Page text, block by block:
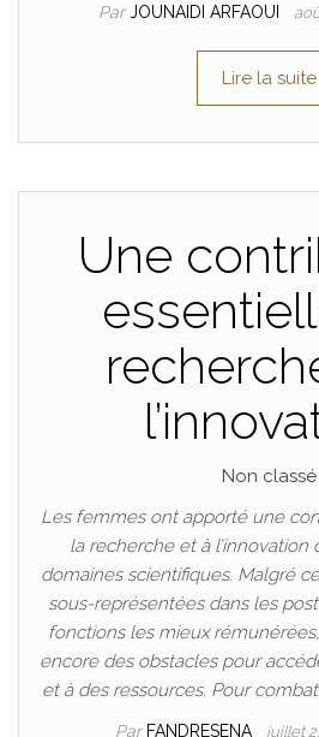
ParJOUNAIDI ARFAOUI
Lire la suite
Une
Non classé
Les femmes ont apporté une
la recherche et à l’innovation
domaines scientifiques. Malgré
sous-représentées dans les
fonctions les mieux
encore des obstacles pour
et à des ressources. Pour
Par FANDRESENA juillet